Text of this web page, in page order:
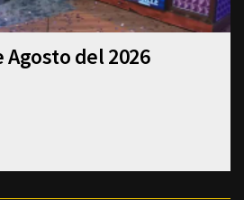
Agosto del 2026